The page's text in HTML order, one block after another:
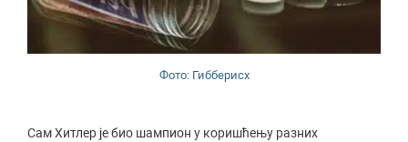
Фото: Гибберисх
Сам Хитлер је био шампион у коришћењу разних